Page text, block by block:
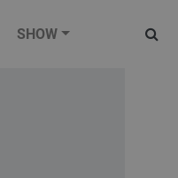
SHOW